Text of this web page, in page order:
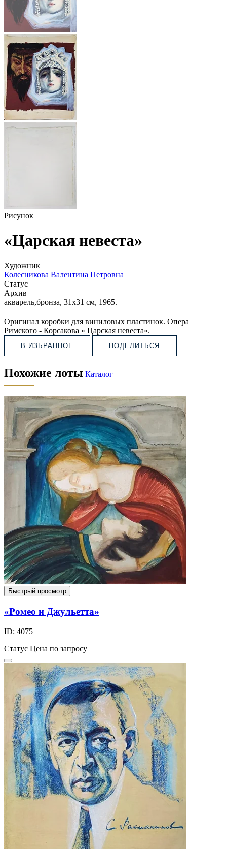
Рисунок
«Царская невеста»
Художник
Колесникова Валентина Петровна
Статус
Архив
акварель,бронза, 31х31 см, 1965.
Оригинал коробки для виниловых пластинок. Опера
Римского - Корсакова « Царская невеста».
В ИЗБРАННОЕ ПОДЕЛИТЬСЯ
Похожие лоты Каталог
Быстрый просмотр
«Ромео и Джульетта»
ID: 4075
Статус Цена по запросу